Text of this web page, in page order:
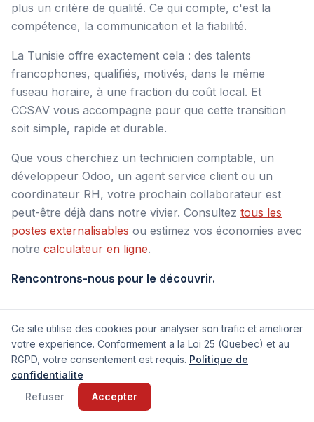
plus un critère de qualité. Ce qui compte, c'est la
compétence, la communication et la fiabilité.
La Tunisie offre exactement cela : des talents
francophones, qualifiés, motivés, dans le même
fuseau horaire, à une fraction du coût local. Et
CCSAV vous accompagne pour que cette transition
soit simple, rapide et durable.
Que vous cherchiez un technicien comptable, un
développeur Odoo, un agent service client ou un
coordinateur RH, votre prochain collaborateur est
peut-être déjà dans notre vivier. Consultez tous les
postes externalisables ou estimez vos économies avec
notre calculateur en ligne.
Rencontrons-nous pour le découvrir.
⬇️ Réservez votre rencontre exploratoire
gratuite
Visioconférence de30 minutes
CCSAV pour comprendre vos enjeux en matière de
Ce site utilise des cookies pour analyser son trafic et ameliorer
votre experience. Conformement a la Loi 25 (Quebec) et au
RGPD, votre consentement est requis. Politique de
confidentialite
Refuser
Accepter